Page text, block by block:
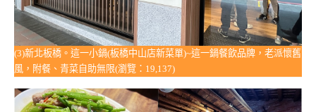
(3)新北板橋。這一小鍋(板橋中山店新菜單)~這一鍋餐飲品牌，老派懷舊
風，附餐、青菜自助無限(瀏覽：19,137)